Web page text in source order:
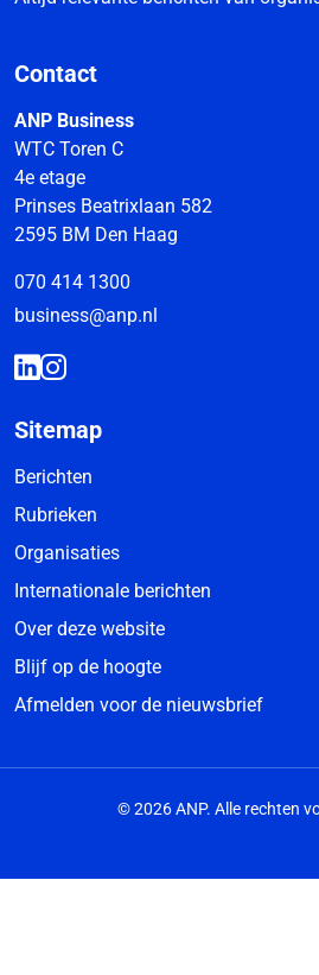
Contact
ANP Business
WTC Toren C
4e etage
Prinses Beatrixlaan 582
2595 BM Den Haag
070 414 1300
business@anp.nl
Sitemap
Berichten
Rubrieken
Organisaties
Internationale berichten
Over deze website
Blijf op de hoogte
Afmelden voor de nieuwsbrief
© 2026 ANP. Alle rechten